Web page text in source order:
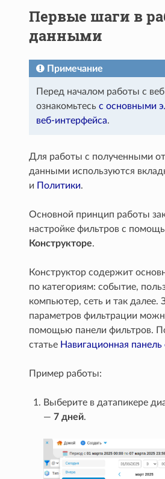
Первые шаги в
данными
Примечание
Перед началом работы с
ознакомьтесьс основными
веб-интерфейса.
Для работы с полученными от
данными используются
и Политики.
Основной принцип работы
настройке фильтров с
Конструкторе.
Конструктор содержит
по категориям: событие,
компьютер, сеть и так далее.
параметров фильтрации
помощью панели фильтров.
статье Навигационная
Пример работы:
Выберите в датапикере
—7 дней.